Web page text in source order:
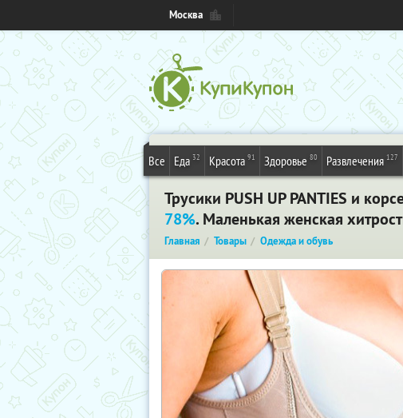
Москва
Все Еда 32 Красота 91 Здоровье 80 Развлечения 127
Трусики PUSH UP PANTIES и
78%. Маленькая женская
Главная Товары Одежда и обувь